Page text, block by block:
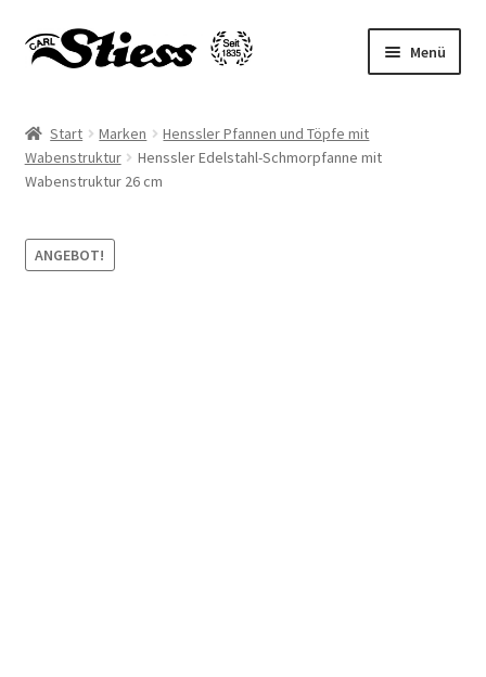
Zur
Navigation
Zum
Inhalt
Menü
Küche
Selbstschutz
Start Marken
Henssler Pfannen und Töpfe mit
Wabenstruktur
Henssler Edelstahl-Schmorpfanne mit
Wabenstruktur 26 cm
ANGEBOT!